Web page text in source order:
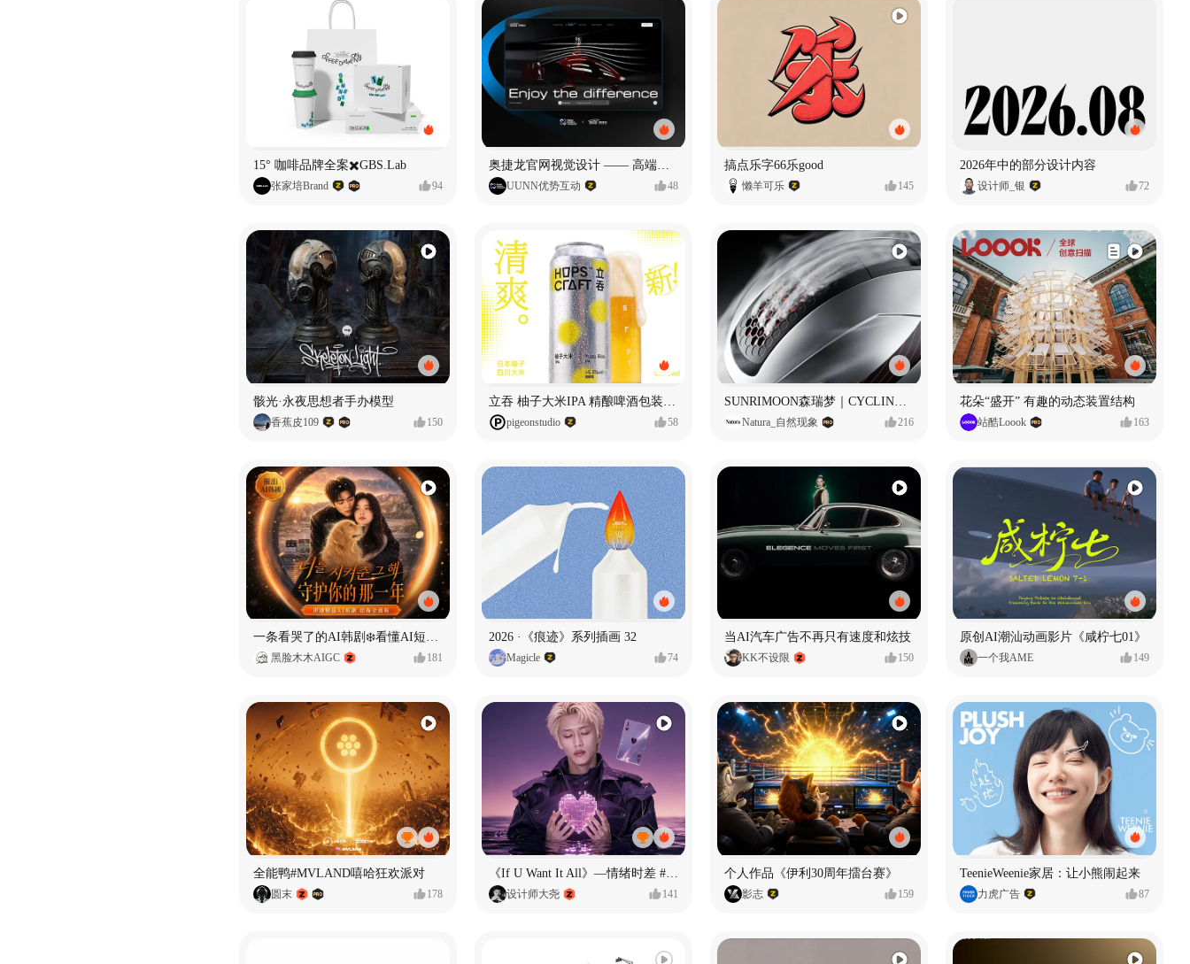
15° 咖啡品牌全案✖️GBS.Lab
张家培Brand 94
奥捷龙官网视觉设计 —— 高端网站建设
UUNN优势互动 48
搞点乐字66乐good
懒羊可乐 145
2026年中的部分设计内容
设计师_银 72
骸光·永夜思想者手办模型
香蕉皮109 150 pigeonstudio 58 Natura_自然现象 216
花朵“盛开” 有趣的动态装置结构
站酷Loook 163
一条看哭了的AI韩剧❄️看懂AI短剧出海全流程
黑脸木木AIGC 181
2026 ·《痕迹》系列插画 32
Magicle 74
当AI汽车广告不再只有速度和炫技
KK不设限 150
原创AI潮汕动画影片《咸柠七01》
一个我AME 149
全能鸭#MVLAND嘻哈狂欢派对
圆末 178 设计师大尧 141
个人作品《伊利30周年擂台赛》
影志 159
TeenieWeenie家居：让小熊闹起来
力虎广告 87